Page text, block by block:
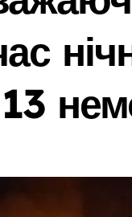
Більше 1,3 млн
Ремонт тормозной
Від 27 до 41
У Києві
Київщина
13